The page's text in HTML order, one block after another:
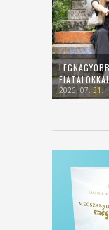
2026. 07. 31.